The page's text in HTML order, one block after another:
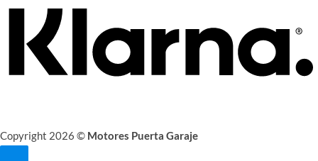
Copyright 2026 © Motores Puerta Garaje